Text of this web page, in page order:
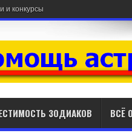
и конкурсы
ЗОДИАКОВ ВСЁ